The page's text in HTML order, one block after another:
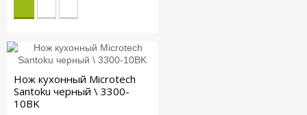
Нож кухонный Microtech
Santoku черный \ 3300-
10BK